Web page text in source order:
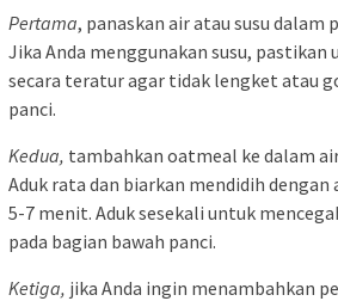
Pertama, panaskan air atau susu dalam
Jika Anda menggunakan susu, pastikan
secara teratur agar tidak lengket atau
panci.
Kedua, tambahkan oatmeal ke dalam
Aduk rata dan biarkan mendidih
5-7 menit. Aduk sesekali untuk
pada bagian bawah panci.
Ketiga, jika Anda ingin menambahkan